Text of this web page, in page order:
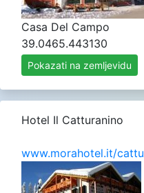
Casa Del Campo
39.0465.443130
Pokazati na zemljevidu
Hotel Il Catturanino
www.morahotel.it/